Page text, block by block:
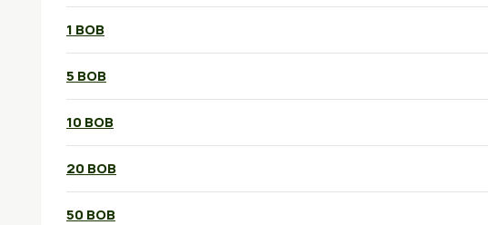
1 BOB
5 BOB
10 BOB
20 BOB
50 BOB